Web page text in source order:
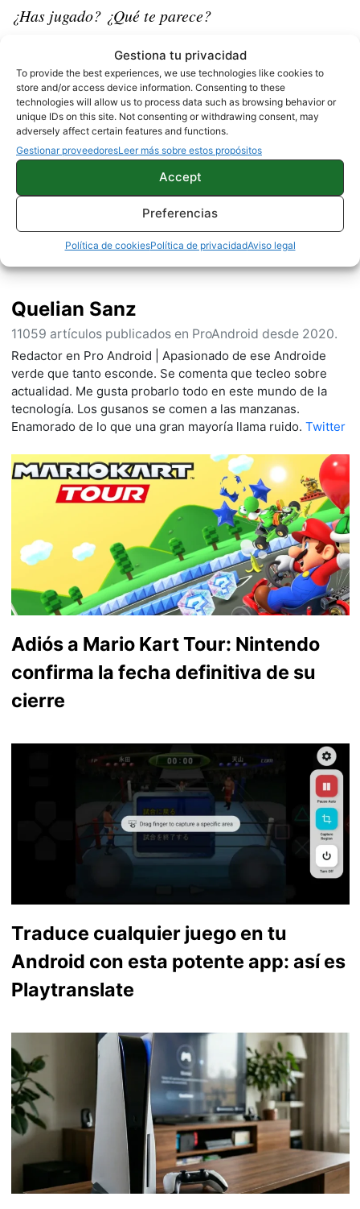
Gestiona tu privacidad
To provide the best experiences, we use technologies like cookies to
store and/or access device information. Consenting to these
technologies will allow us to process data such as browsing behavior or
unique IDs on this site. Not consenting or withdrawing consent, may
adversely affect certain features and functions.
Gestionar proveedoresLeer más sobre estos propósitos
Accept
Preferencias
Política de cookiesPolítica de privacidadAviso legal
¿Has jugado? ¿Qué te parece?
Sobre este autor
Quelian Sanz
11059 artículos publicados en ProAndroid desde 2020.
Redactor en Pro Android | Apasionado de ese Androide
verde que tanto esconde. Se comenta que tecleo sobre
actualidad. Me gusta probarlo todo en este mundo de la
tecnología. Los gusanos se comen a las manzanas.
Enamorado de lo que una gran mayoría llama ruido. Twitter
Adiós a Mario Kart Tour: Nintendo
confirma la fecha definitiva de su
cierre
Traduce cualquier juego en tu
Android con esta potente app: así es
Playtranslate